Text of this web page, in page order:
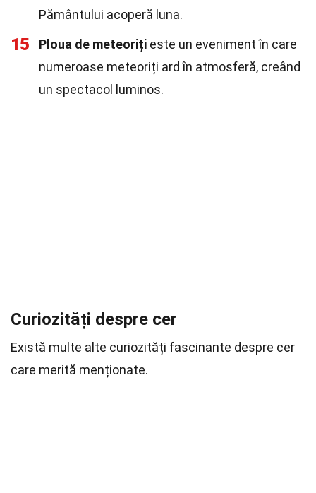
Pământului acoperă luna.
15 Ploua de meteoriți este un eveniment în care
numeroase meteoriți ard în atmosferă, creând
un spectacol luminos.
Curiozități despre cer
Există multe alte curiozități fascinante despre cer
care merită menționate.